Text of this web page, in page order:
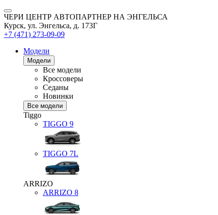
ЧЕРИ ЦЕНТР АВТОПАРТНЕР НА ЭНГЕЛЬСА
Курск, ул. Энгельса, д. 173Г
+7 (471) 273-09-09
Модели
Модели
Все модели
Кроссоверы
Седаны
Новинки
Все модели
Tiggo
TIGGO 9
TIGGO 7L
ARRIZO
ARRIZO 8